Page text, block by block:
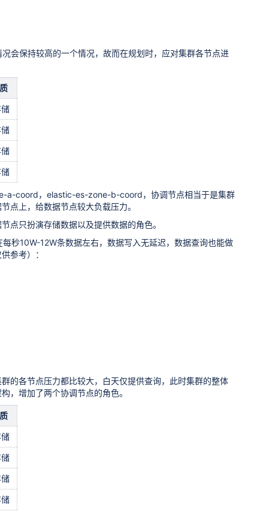
会保持较高的一个情况，故而在规划时，应对集群各节点进
a-coord，elastic-es-zone-b-coord，协调节点相当于是集群
点上，给数据节点较大负载压力。
点只扮演存储数据以及提供数据的角色。
秒10W-12W条数据左右，数据写入无延迟，数据查询也能做
参考）：
的各节点压力都比较大，白天仅提供查询，此时集群的整体
，增加了两个协调节点的角色。